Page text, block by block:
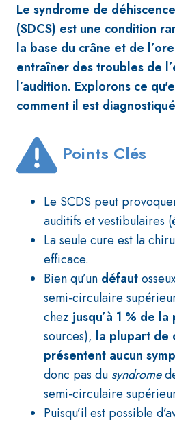
Le syndrome de
(SDCS) est une condition
la base du crâne et de
entraîner des troubles de
l’audition. Explorons ce
comment il est
Points Clés
Le SCDS peut
auditifs et vestibulaires
La seule cure est la
efficace.
Bien qu’un défaut
semi-circulaire
chez jusqu’à 1 % de
sources), la plupart de
présentent aucun
donc pas du syndrome
semi-circulaire
Puisqu’il est possible